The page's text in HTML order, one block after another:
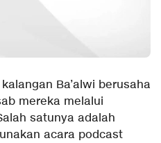
Ba’alwi berusaha
mereka melalui
satunya adalah
acara podcast